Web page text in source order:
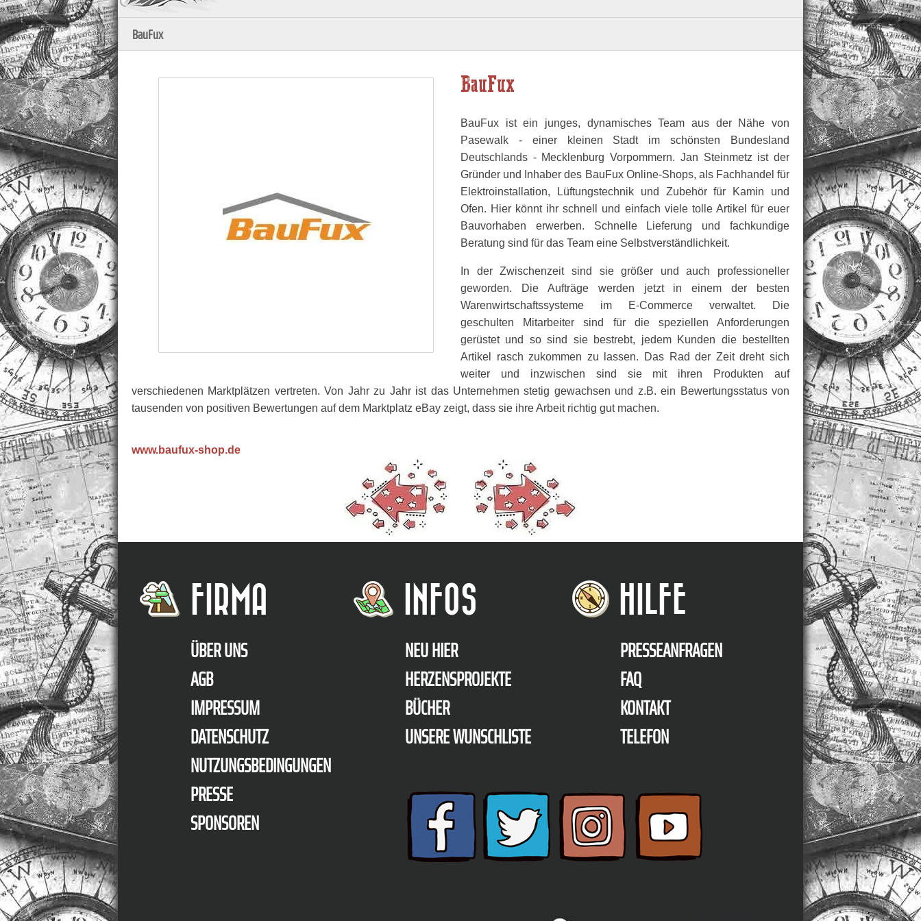
BauFux
BauFux
BauFux ist ein junges, dynamisches Team aus der Nähe von
Pasewalk - einer kleinen Stadt im schönsten Bundesland
Deutschlands - Mecklenburg Vorpommern. Jan Steinmetz ist der
Gründer und Inhaber des BauFux Online-Shops, als Fachhandel für
Elektroinstallation, Lüftungstechnik und Zubehör für Kamin und
Ofen. Hier könnt ihr schnell und einfach viele tolle Artikel für euer
Bauvorhaben erwerben. Schnelle Lieferung und fachkundige
Beratung sind für das Team eine Selbstverständlichkeit.
In der Zwischenzeit sind sie größer und auch professioneller
geworden. Die Aufträge werden jetzt in einem der besten
Warenwirtschaftssysteme im E-Commerce verwaltet. Die
geschulten Mitarbeiter sind für die speziellen Anforderungen
gerüstet und so sind sie bestrebt, jedem Kunden die bestellten
Artikel rasch zukommen zu lassen. Das Rad der Zeit dreht sich
weiter und inzwischen sind sie mit ihren Produkten auf
verschiedenen Marktplätzen vertreten. Von Jahr zu Jahr ist das Unternehmen stetig gewachsen und z.B. ein Bewertungsstatus von
tausenden von positiven Bewertungen auf dem Marktplatz eBay zeigt, dass sie ihre Arbeit richtig gut machen.
www.baufux-shop.de
FIRMA
ÜBER UNS
AGB
IMPRESSUM
DATENSCHUTZ
NUTZUNGSBEDINGUNGEN
PRESSE
SPONSOREN
INFOS
NEU HIER
HERZENSPROJEKTE
BÜCHER
UNSERE WUNSCHLISTE
HILFE
PRESSEANFRAGEN
FAQ
KONTAKT
TELEFON